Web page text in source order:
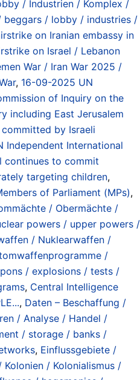
/ Industrien / Komplex /
beggars / lobby / industries /
on Iranian embassy in
on Israel / Lebanon
War / Iran War 2025 /
, 16-09-2025 UN
of Inquiry on the
including East Jerusalem
by Israeli
Independent International
continues to commit
targeting children,
of Parliament (MPs),
/ Obermächte /
powers / upper powers /
/ Nuklearwaffen /
/
/ explosions / tests /
, Central Intelligence
, Daten – Beschaffung /
/ Analyse / Handel /
/ storage / banks /
, Einflussgebiete /
/ Kolonialismus /